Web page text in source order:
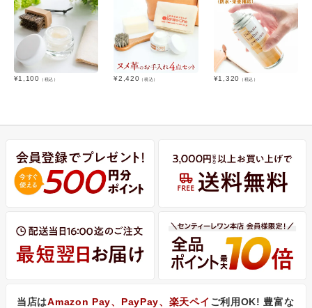
¥1,100 （税込） ¥2,420 （税込） ¥1,320 （税込）
当店はAmazon Pay、PayPay、楽天ペイ ご利用OK! 豊富な